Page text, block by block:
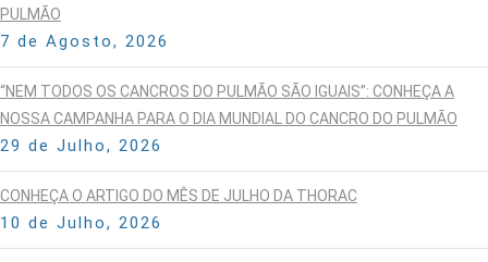
PULMÃO
7 de Agosto, 2026
“NEM TODOS OS CANCROS DO PULMÃO SÃO IGUAIS”: CONHEÇA A
NOSSA CAMPANHA PARA O DIA MUNDIAL DO CANCRO DO PULMÃO
29 de Julho, 2026
CONHEÇA O ARTIGO DO MÊS DE JULHO DA THORAC
10 de Julho, 2026